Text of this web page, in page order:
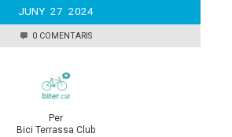
JUNY 27 2024
0 COMENTARIS
Per
Bici Terrassa Club